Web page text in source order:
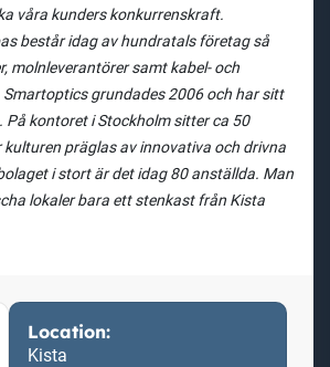
våra kunders konkurrenskraft.
består idag av hundratals företag så
molnleverantörer samt kabel- och
grundades 2006 och har sitt
På kontoret i Stockholm sitter ca 50
kulturen präglas av innovativa och drivna
i stort är det idag 80 anställda. Man
lokaler bara ett stenkast från Kista
Location:
Kista